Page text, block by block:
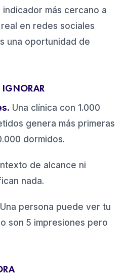
indicador más cercano a
en redes sociales
una oportunidad de
IGNORAR
Una clínica con 1.000
genera más primeras
dormidos.
de alcance ni
nada.
Una persona puede ver tu
son 5 impresiones pero